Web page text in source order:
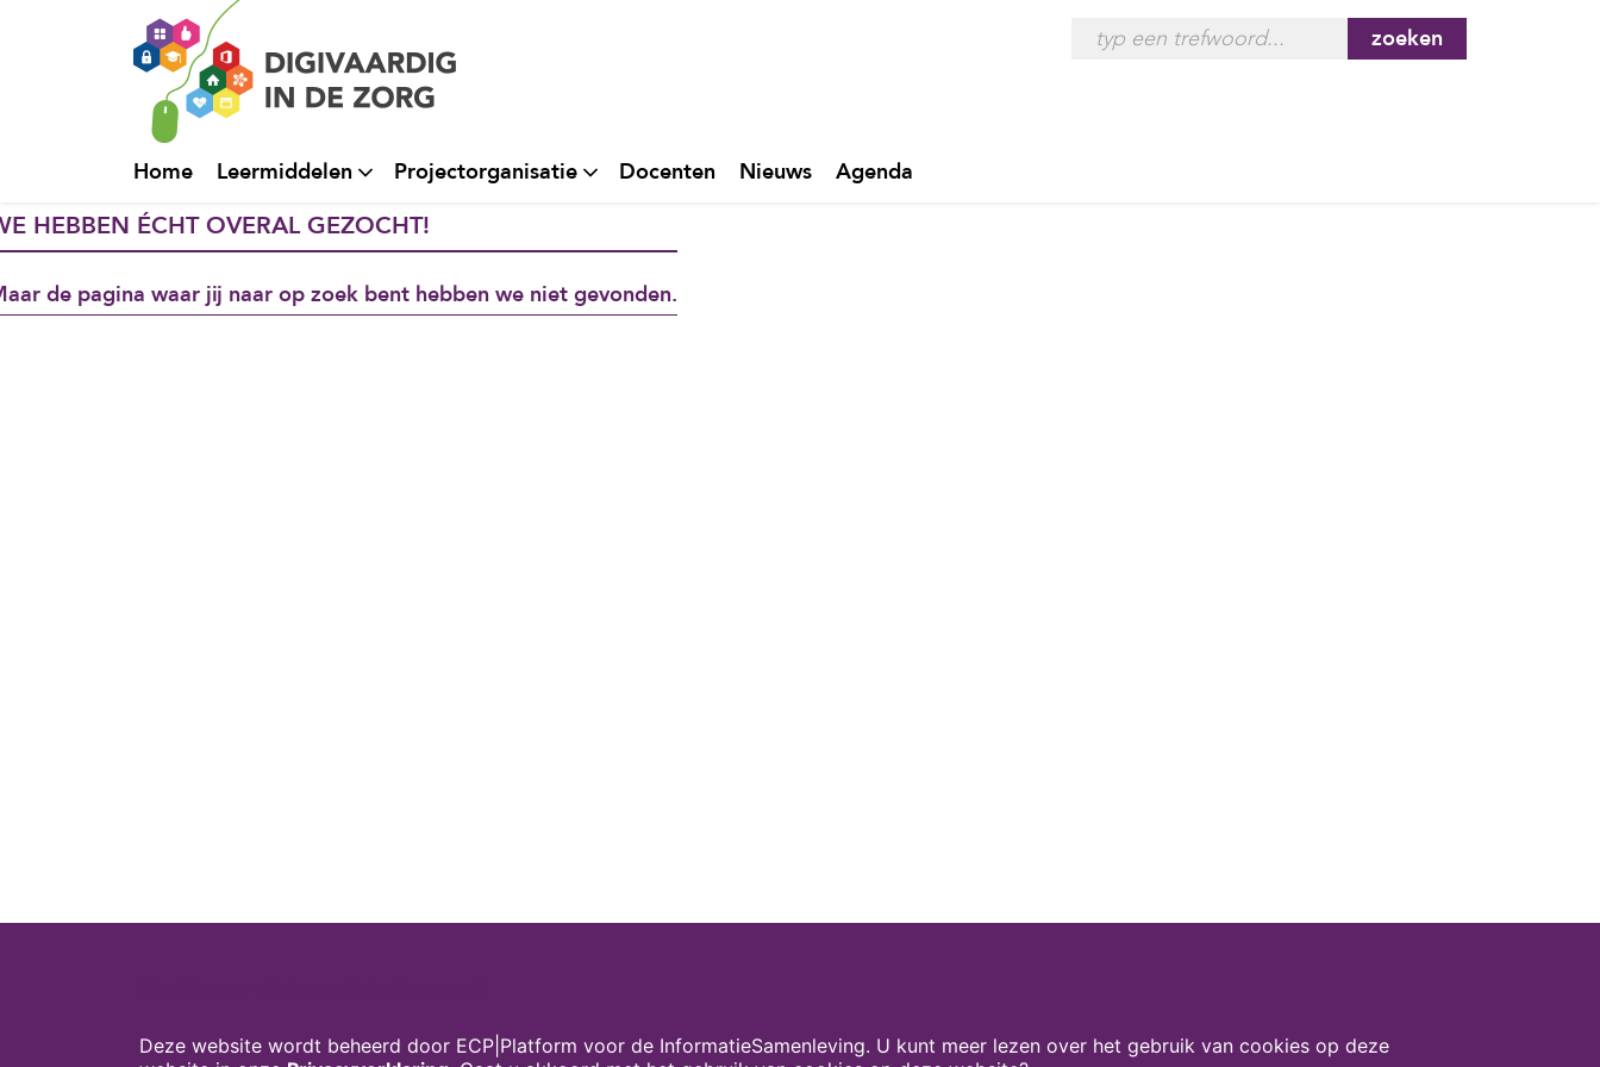
zoeken
Home Leermiddelen Projectorganisatie Docenten Nieuws Agenda
HEBBEN ÉCHT OVERAL GEZOCHT!
de pagina waar jij naar op zoek bent hebben we niet gevonden.
Deze website wordt beheerd door ECP|Platform voor de InformatieSamenleving. U kunt meer lezen over het gebruik van cookies op deze